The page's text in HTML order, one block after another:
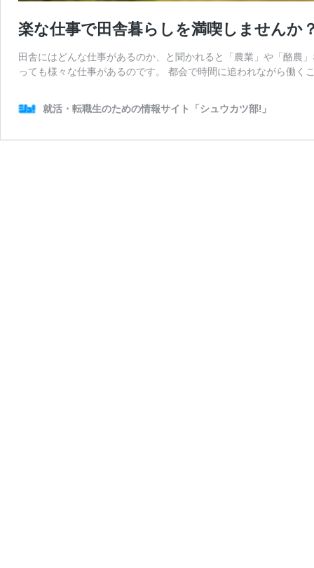
楽な仕事で田舎暮らしを満喫しませんか
田舎にはどんな仕事があるのか、と聞かれると「農業」や「酪農
っても様々な仕事があるのです。 都会で時間に追われながら働
就活・転職生のための情報サイト「シュウカツ部!」